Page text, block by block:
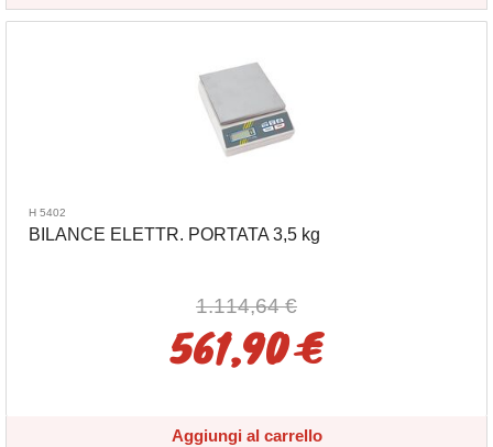
H 5402
BILANCE ELETTR. PORTATA 3,5 kg
1.114,64 €
561,90 €
Aggiungi al carrello